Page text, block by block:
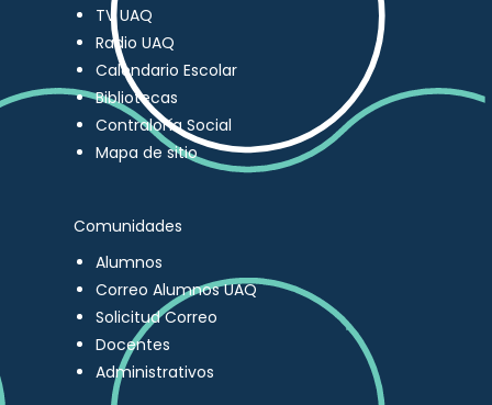
TV UAQ
Radio UAQ
Calendario Escolar
Bibliotecas
Contraloría Social
Mapa de sitio
Comunidades
Alumnos
Correo Alumnos UAQ
Solicitud Correo
Docentes
Administrativos